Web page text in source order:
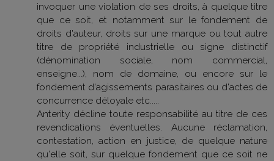
invoquer une violation de ses droits, à quelque titre
que ce soit, et notamment sur le fondement de
droits d'auteur, droits sur une marque ou tout autre
titre de propriété industrielle ou signe distinctif
(dénomination sociale, nom commercial,
enseigne...), nom de domaine, ou encore sur le
fondement d'agissements parasitaires ou d'actes de
concurrence déloyale etc.....
Anterity décline toute responsabilité au titre de ces
revendications éventuelles. Aucune réclamation,
contestation, action en justice, de quelque nature
qu'elle soit, sur quelque fondement que ce soit ne